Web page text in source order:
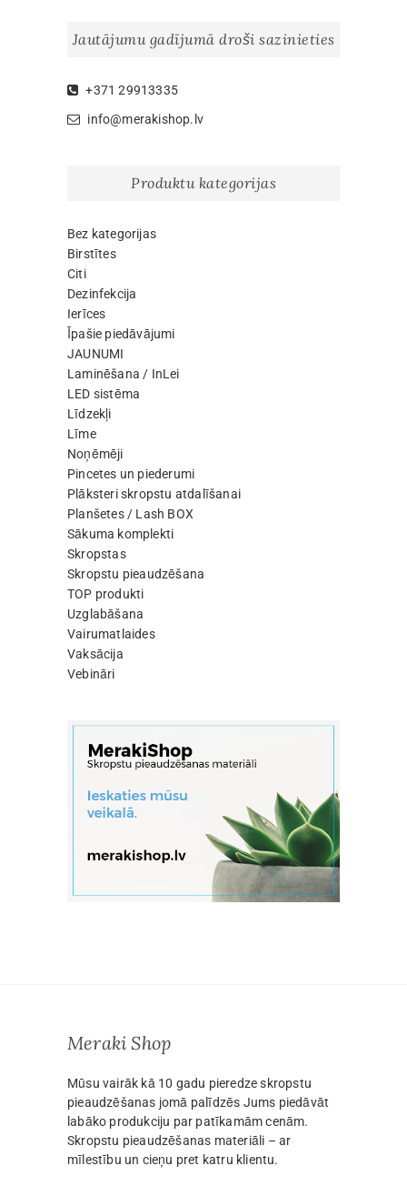
may
the
may
Jautājumu gadījumā droši sazinieties
+371 29913335
info@merakishop.lv
Produktu kategorijas
Bez kategorijas
Birstītes
Citi
Dezinfekcija
Ierīces
Īpašie piedāvājumi
JAUNUMI
Laminēšana / InLei
LED sistēma
Līdzekļi
Līme
Noņēmēji
Pincetes un piederumi
Plāksteri skropstu atdalīšanai
Planšetes / Lash BOX
Sākuma komplekti
Skropstas
Skropstu pieaudzēšana
TOP produkti
Uzglabāšana
Vairumatlaides
Vaksācija
Vebināri
Meraki Shop
Mūsu vairāk kā 10 gadu pieredze skropstu
pieaudzēšanas jomā palīdzēs Jums piedāvāt
labāko produkciju par patīkamām cenām.
Skropstu pieaudzēšanas materiāli – ar
mīlestību un cieņu pret katru klientu.